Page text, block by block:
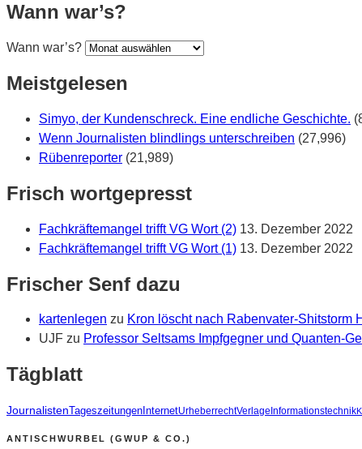
Wann war’s?
Wann war’s?
Meistgelesen
Simyo, der Kundenschreck. Eine endliche Geschichte.
Wenn Journalisten blindlings unterschreiben (27,996)
Rübenreporter (21,989)
Frisch wortgepresst
Fachkräftemangel trifft VG Wort (2) 13. Dezember 2022
Fachkräftemangel trifft VG Wort (1) 13. Dezember 2022
Frischer Senf dazu
kartenlegen zu Kron löscht nach Rabenvater-Shitstorm
UJF zu Professor Seltsams Impfgegner und Quanten-
Tägblatt
JournalistenTageszeitungen InternetUrheberrechtVerlage Informationstechnik
ANTISCHWURBEL (GWUP & CO.)